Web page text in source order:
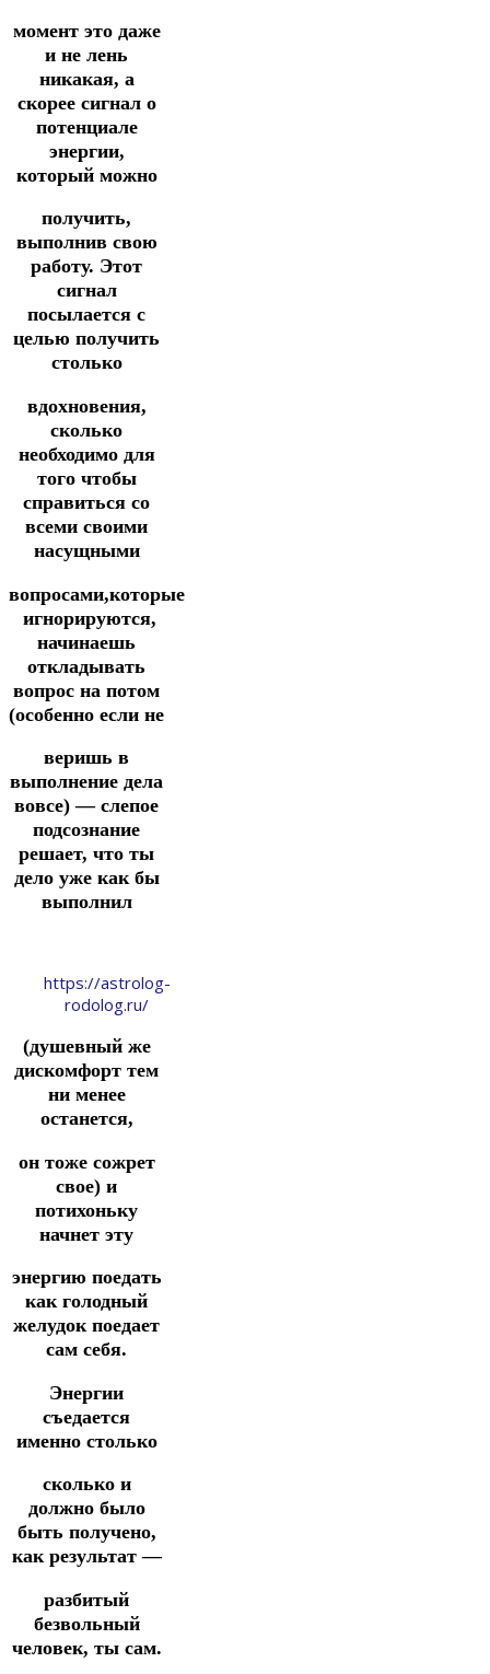
момент это даже
и не лень
никакая, а
скорее сигнал о
потенциале
энергии,
который можно
получить,
выполнив свою
работу. Этот
сигнал
посылается с
целью получить
столько
вдохновения,
сколько
необходимо для
того чтобы
справиться со
всеми своими
насущными
вопросами,которые
игнорируются,
начинаешь
откладывать
вопрос на потом
(особенно если не
веришь в
выполнение дела
вовсе) — слепое
подсознание
решает, что ты
дело уже как бы
выполнил
https://astrolog-
rodolog.ru/
(душевный же
дискомфорт тем
ни менее
останется,
он тоже сожрет
свое) и
потихоньку
начнет эту
энергию поедать
как голодный
желудок поедает
сам себя.
Энергии
съедается
именно столько
сколько и
должно было
быть получено,
как результат —
разбитый
безвольный
человек, ты сам.